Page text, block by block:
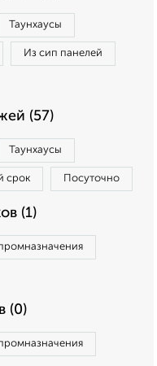
Таунхаусы
Из сип панелей
(57)
Таунхаусы
срок Посуточно
(1)
(0)